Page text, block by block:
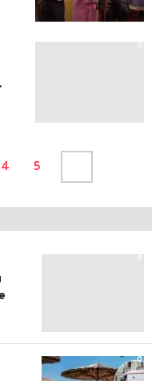
0
4 5
0
0